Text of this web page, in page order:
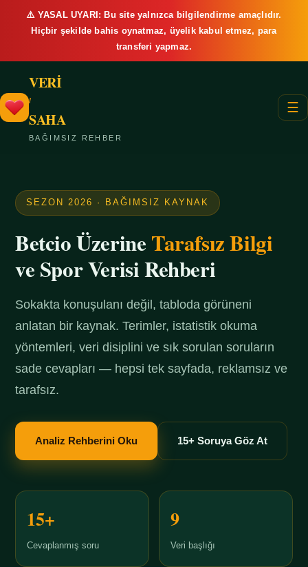
⚠️ YASAL UYARI: Bu site yalnızca bilgilendirme amaçlıdır.
Hiçbir şekilde bahis oynatmaz, üyelik kabul etmez, para
transferi yapmaz.
VERİ
/
SAHA
BAĞIMSIZ REHBER
☰
SEZON 2026 · BAĞIMSIZ KAYNAK
Betcio ÜzerineTarafsız Bilgi
ve Spor Verisi Rehberi
Sokakta konuşulanı değil, tabloda görüneni
anlatan bir kaynak. Terimler, istatistik okuma
yöntemleri, veri disiplini ve sık sorulan soruların
sade cevapları — hepsi tek sayfada, reklamsız ve
tarafsız.
Analiz Rehberini Oku 15+ Soruya Göz At
15+
Cevaplanmış soru
9
Veri başlığı